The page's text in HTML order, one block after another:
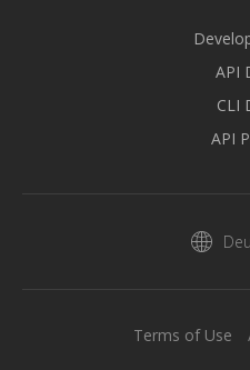
API
CLI
API
Terms of Use